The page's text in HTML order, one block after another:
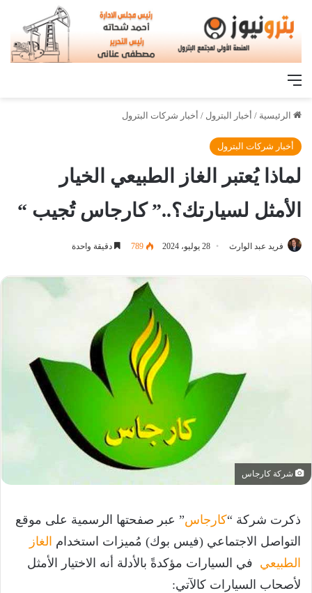
القائمة
الرئيسية / أخبار البترول / أخبار شركات البترول
أخبار شركات البترول
لماذا يُعتبر الغاز الطبيعي الخيار
الأمثل لسيارتك؟..” كارجاس تُجيب “
فريد عبد الوارث 28 يوليو، 2024 789 دقيقة واحدة
شركة كارجاس
ذكرت شركة “كارجاس” عبر صفحتها الرسمية على موقع
التواصل الاجتماعي (فيس بوك) مُميزات استخدام الغاز
الطبيعي في السيارات مؤكدةً بالأدلة أنه الاختيار الأمثل
لأصحاب السيارات كالآتي: